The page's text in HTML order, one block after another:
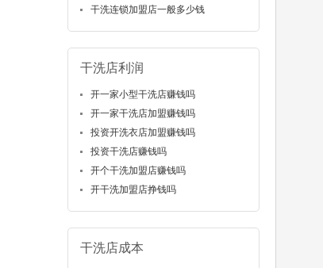
干洗连锁加盟店一般多少钱
干洗店利润
开一家小型干洗店赚钱吗
开一家干洗店加盟赚钱吗
投资开洗衣店加盟赚钱吗
投资干洗店赚钱吗
开个干洗加盟店赚钱吗
开干洗加盟店挣钱吗
干洗店成本